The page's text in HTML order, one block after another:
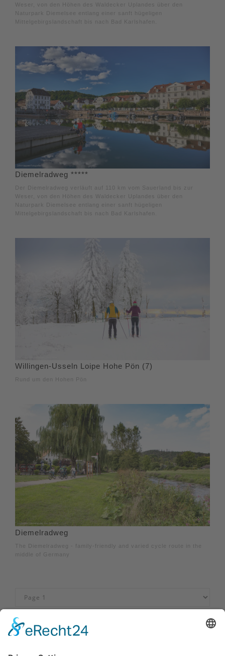
Weser, von den Höhen des Waldecker Uplandes über den
Naturpark Diemelsee entlang einer sanft hügeligen
Mittelgebirgslandschaft bis nach Bad Karlshafen.
Diemelradweg *****
Der Diemelradweg verläuft auf 110 km vom Sauerland bis zur
Weser, von den Höhen des Waldecker Uplandes über den
Naturpark Diemelsee entlang einer sanft hügeligen
Mittelgebirgslandschaft bis nach Bad Karlshafen.
Willingen-Usseln Loipe Hohe Pön (7)
Rund um den Hohen Pön
Diemelradweg
The Diemelradweg - family-friendly and varied cycle route in the
middle of Germany